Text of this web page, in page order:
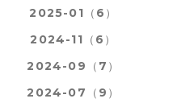
2025-01（6）
2024-11（6）
2024-09（7）
2024-07（9）